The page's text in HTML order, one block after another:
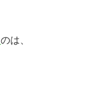
のは、